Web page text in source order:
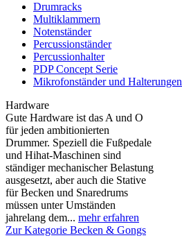
Drumracks
Multiklammern
Notenständer
Percussionständer
Percussionhalter
PDP Concept Serie
Mikrofonständer und Halterungen
Hardware
Gute Hardware ist das A und O
für jeden ambitionierten
Drummer. Speziell die Fußpedale
und Hihat-Maschinen sind
ständiger mechanischer Belastung
ausgesetzt, aber auch die Stative
für Becken und Snaredrums
müssen unter Umständen
jahrelang dem... mehr erfahren
Zur Kategorie Becken & Gongs